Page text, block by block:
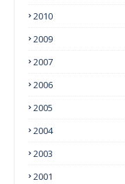
2010
2009
2007
2006
2005
2004
2003
2001